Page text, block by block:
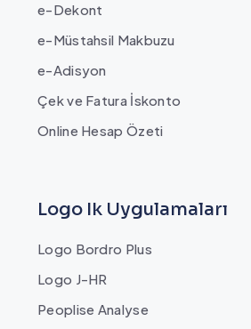
e-Dekont
e-Müstahsil Makbuzu
e-Adisyon
Çek ve Fatura İskonto
Online Hesap Özeti
Logo Ik Uygulamaları
Logo Bordro Plus
Logo J-HR
Peoplise Analyse